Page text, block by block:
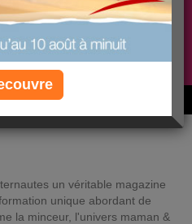
le régime gratuit
réappris à manger avec nous
un véritable magazine
unique abordant de
la minceur, l'univers maman &